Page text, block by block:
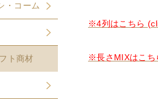
※4列はこちら
※長さMIXはこち
・コーム
ト商材